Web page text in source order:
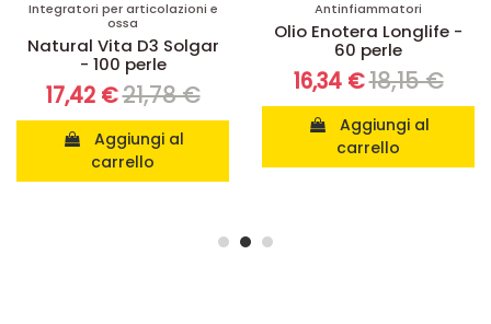
Integratori per articolazioni e
ossa
Natural Vita D3 Solgar
- 100 perle
17,42 €21,78 €
carrello
Antinfiammatori
Olio Enotera Longlife -
60 perle
16,34 €18,15 €
carrello